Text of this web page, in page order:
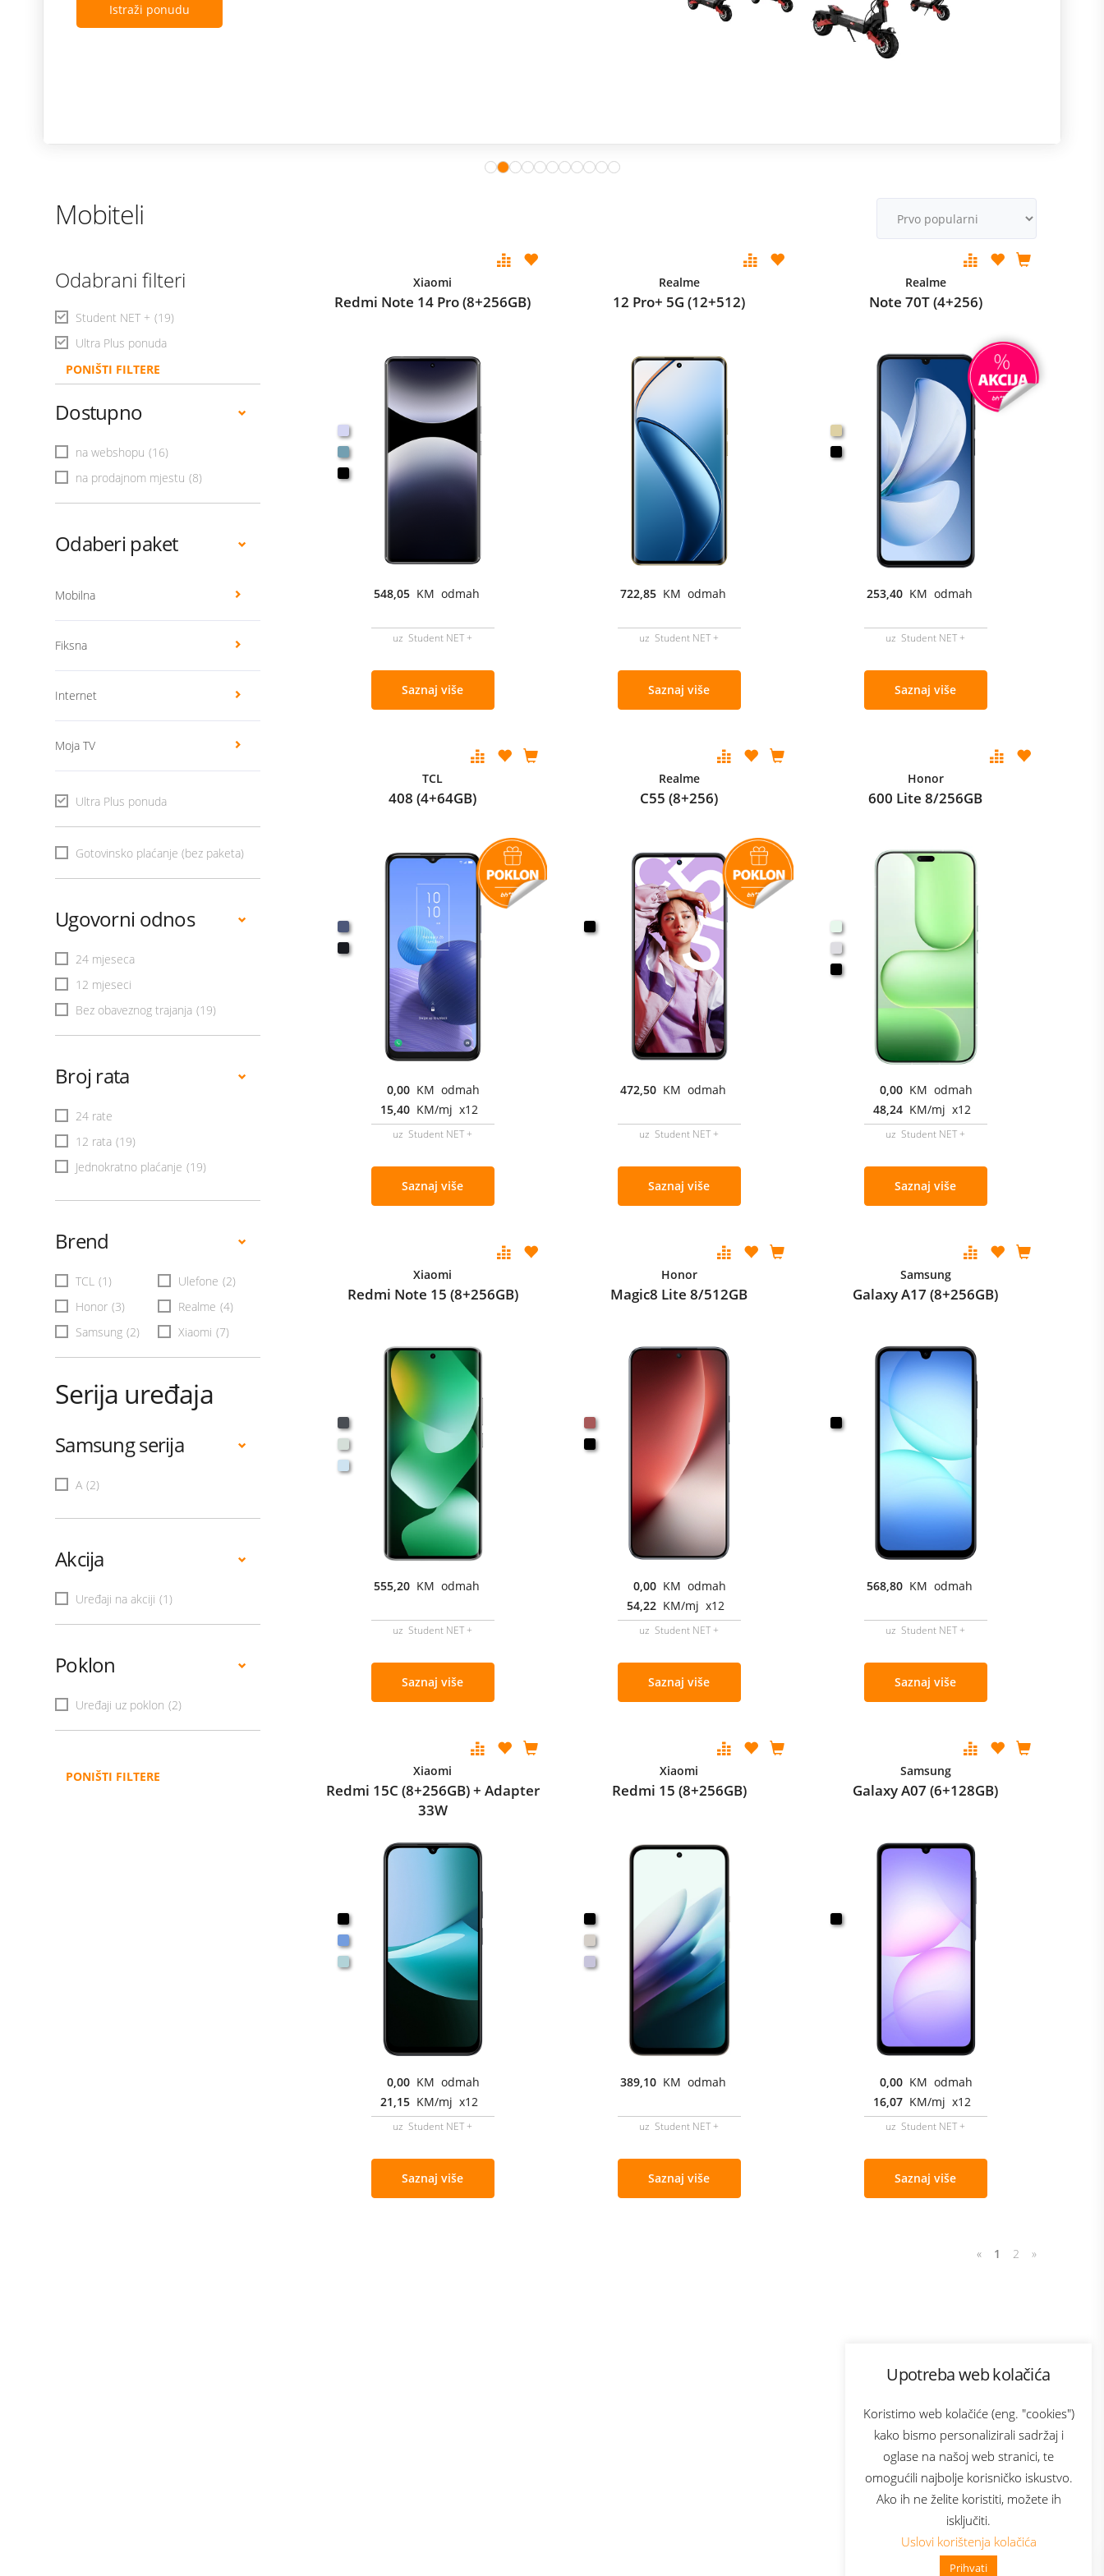
Upotreba web kolačića
Koristimo web kolačiće (eng. "cookies")
kako bismo personalizirali sadržaj i
oglase na našoj web stranici, te
omogućili najbolje korisničko iskustvo.
Ako ih ne želite koristiti, možete ih
isključiti.
Uslovi korištenja kolačića
Prihvati
👋 Zdravo, kako mogu pomoći?
Istraži ponudu
Mobiteli
Odabrani filteri
Student NET + (19)
Ultra Plus ponuda
PONIŠTI FILTERE
Dostupno
na webshopu (16)
na prodajnom mjestu (8)
Odaberi paket
Mobilna
Fiksna
Internet
Moja TV
Ultra Plus ponuda
Gotovinsko plaćanje (bez paketa)
Ugovorni odnos
24 mjeseca
12 mjeseci
Bez obaveznog trajanja (19)
Broj rata
24 rate
12 rata (19)
Jednokratno plaćanje (19)
Brend
TCL (1) Ulefone (2)
Honor (3) Realme (4)
Samsung (2) Xiaomi (7)
Serija uređaja
Samsung serija
A (2)
Akcija
Uređaji na akciji (1)
Poklon
Uređaji uz poklon (2)
PONIŠTI FILTERE
Xiaomi
Redmi Note 14 Pro (8+256GB)
548,05 KM odmah
uz Student NET +
Saznaj više
Realme
12 Pro+ 5G (12+512)
722,85 KM odmah
uz Student NET +
Saznaj više
Realme
Note 70T (4+256)
253,40 KM odmah
uz Student NET +
Saznaj više
TCL
408 (4+64GB)
0,00 KM odmah
15,40 KM/mj x12
uz Student NET +
Saznaj više
Realme
C55 (8+256)
472,50 KM odmah
uz Student NET +
Saznaj više
Honor
600 Lite 8/256GB
0,00 KM odmah
48,24 KM/mj x12
uz Student NET +
Saznaj više
Xiaomi
Redmi Note 15 (8+256GB)
555,20 KM odmah
uz Student NET +
Saznaj više
Honor
Magic8 Lite 8/512GB
0,00 KM odmah
54,22 KM/mj x12
uz Student NET +
Saznaj više
Samsung
Galaxy A17 (8+256GB)
568,80 KM odmah
uz Student NET +
Saznaj više
Xiaomi
Redmi 15C (8+256GB) + Adapter
33W
0,00 KM odmah
21,15 KM/mj x12
uz Student NET +
Saznaj više
Xiaomi
Redmi 15 (8+256GB)
389,10 KM odmah
uz Student NET +
Saznaj više
Samsung
Galaxy A07 (6+128GB)
0,00 KM odmah
16,07 KM/mj x12
uz Student NET +
Saznaj više
« 1 2 »
Bonus plus
Prijava za newsletter